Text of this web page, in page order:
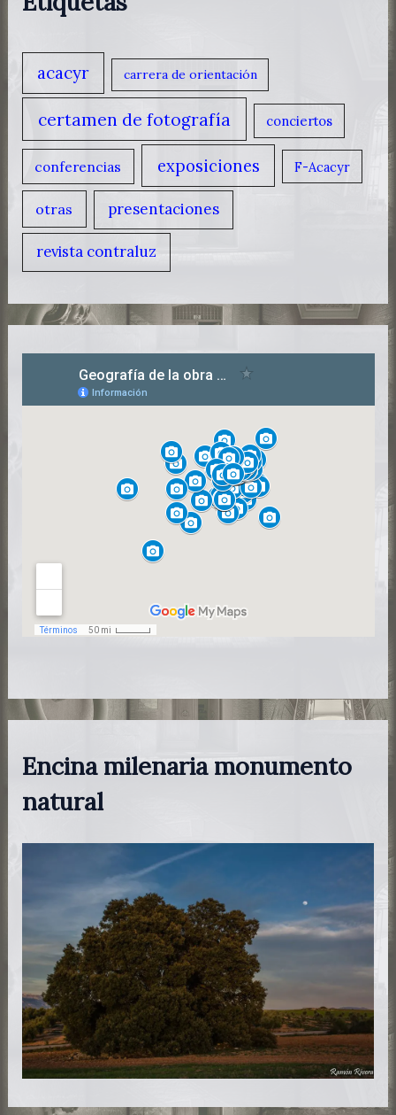
acacyr carrera de orientación
certamen de fotografía conciertos
conferencias exposiciones F-Acacyr
otras presentaciones
revista contraluz
Encina milenaria monumento
natural